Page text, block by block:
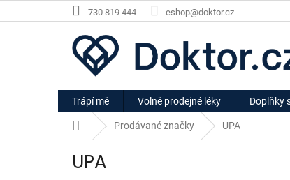
na
730 819 444 eshop@doktor.cz
Trápí mě Volně prodejné léky Doplňky
Domů Prodávané značky UPA
UPA